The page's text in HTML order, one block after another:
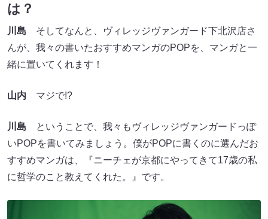
は？
川島 そしてなんと、ヴィレッジヴァンガード下北沢店さ
んが、我々の書いたおすすめマンガのPOPを、マンガと一
緒に置いてくれます！
山内 マジで!?
川島 ということで、我々もヴィレッジヴァンガードっぽ
いPOPを書いてみましょう。僕がPOPに書くのに選んだお
すすめマンガは、『ニーチェが京都にやってきて17歳の私
に哲学のこと教えてくれた。』です。